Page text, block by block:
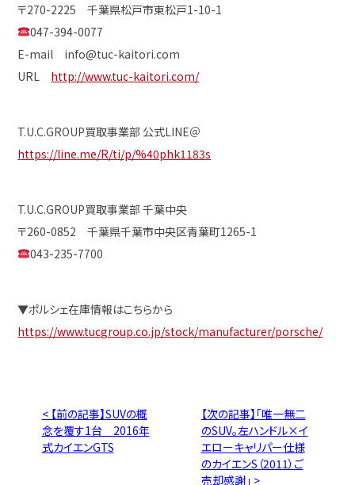
〒270-2225 千葉県松戸市東松戸1-10-1
047-394-0077
E-mail info@tuc-kaitori.com
URL http://www.tuc-kaitori.com/
T.U.C.GROUP買取事業部 公式LINE＠
https://line.me/R/ti/p/%40phk1183s
T.U.C.GROUP買取事業部 千葉中央
〒260-0852 千葉県千葉市中央区青葉町1265-1
043-235-7700
▼ポルシェ在庫情報はこちらから
https://www.tucgroup.co.jp/stock/manufacturer/porsche/
< 【前の記事】SUVの概
念を覆す1台 2016年
式カイエンGTS
【次の記事】「唯一無二
のSUV。左ハンドル×イ
エローキャリパー仕様
のカイエンS（2011）ご
売却感謝」 >